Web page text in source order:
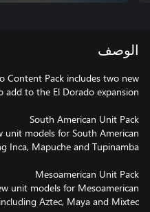
الوصف
Content Pack includes two new
unit models for South American
unit models for Mesoamerican